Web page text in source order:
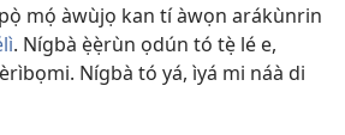
mọ́ àwùjọ kan tí àwọn arákùnrin
. Nígbà ẹ̀ẹ̀rùn ọdún tó tẹ̀ lé e,
Nígbà tó yá, ìyá mi náà di